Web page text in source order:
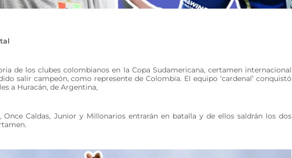
de los clubes colombianos en la Copa Sudamericana, certamen internacional
salir campeón, como represente de Colombia. El equipo ‘cardenal’ conquistó
a Huracán, de Argentina,
Once Caldas, Junior y Millonarios entrarán en batalla y de ellos saldrán los dos